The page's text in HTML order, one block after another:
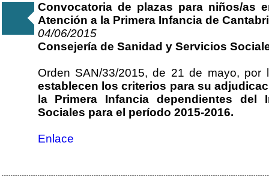
Convocatoria de plazas para niños/as
Atención a la Primera Infancia de
04/06/2015
Consejería de Sanidad y Servicios
Orden SAN/33/2015, de 21 de mayo,
establecen los criterios para su
la Primera Infancia dependientes del
Sociales para el período 2015-2016.
Enlace